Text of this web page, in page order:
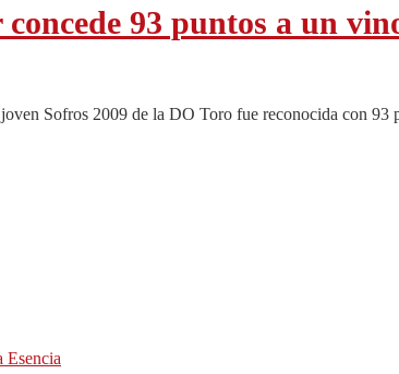
93 puntos a un
Sofros 2009 de la DO Toro fue reconocida con 93
Esencia